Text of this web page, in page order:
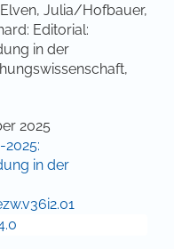
Julia/Hofbauer,
Editorial:
in der
2025
2025:
in der